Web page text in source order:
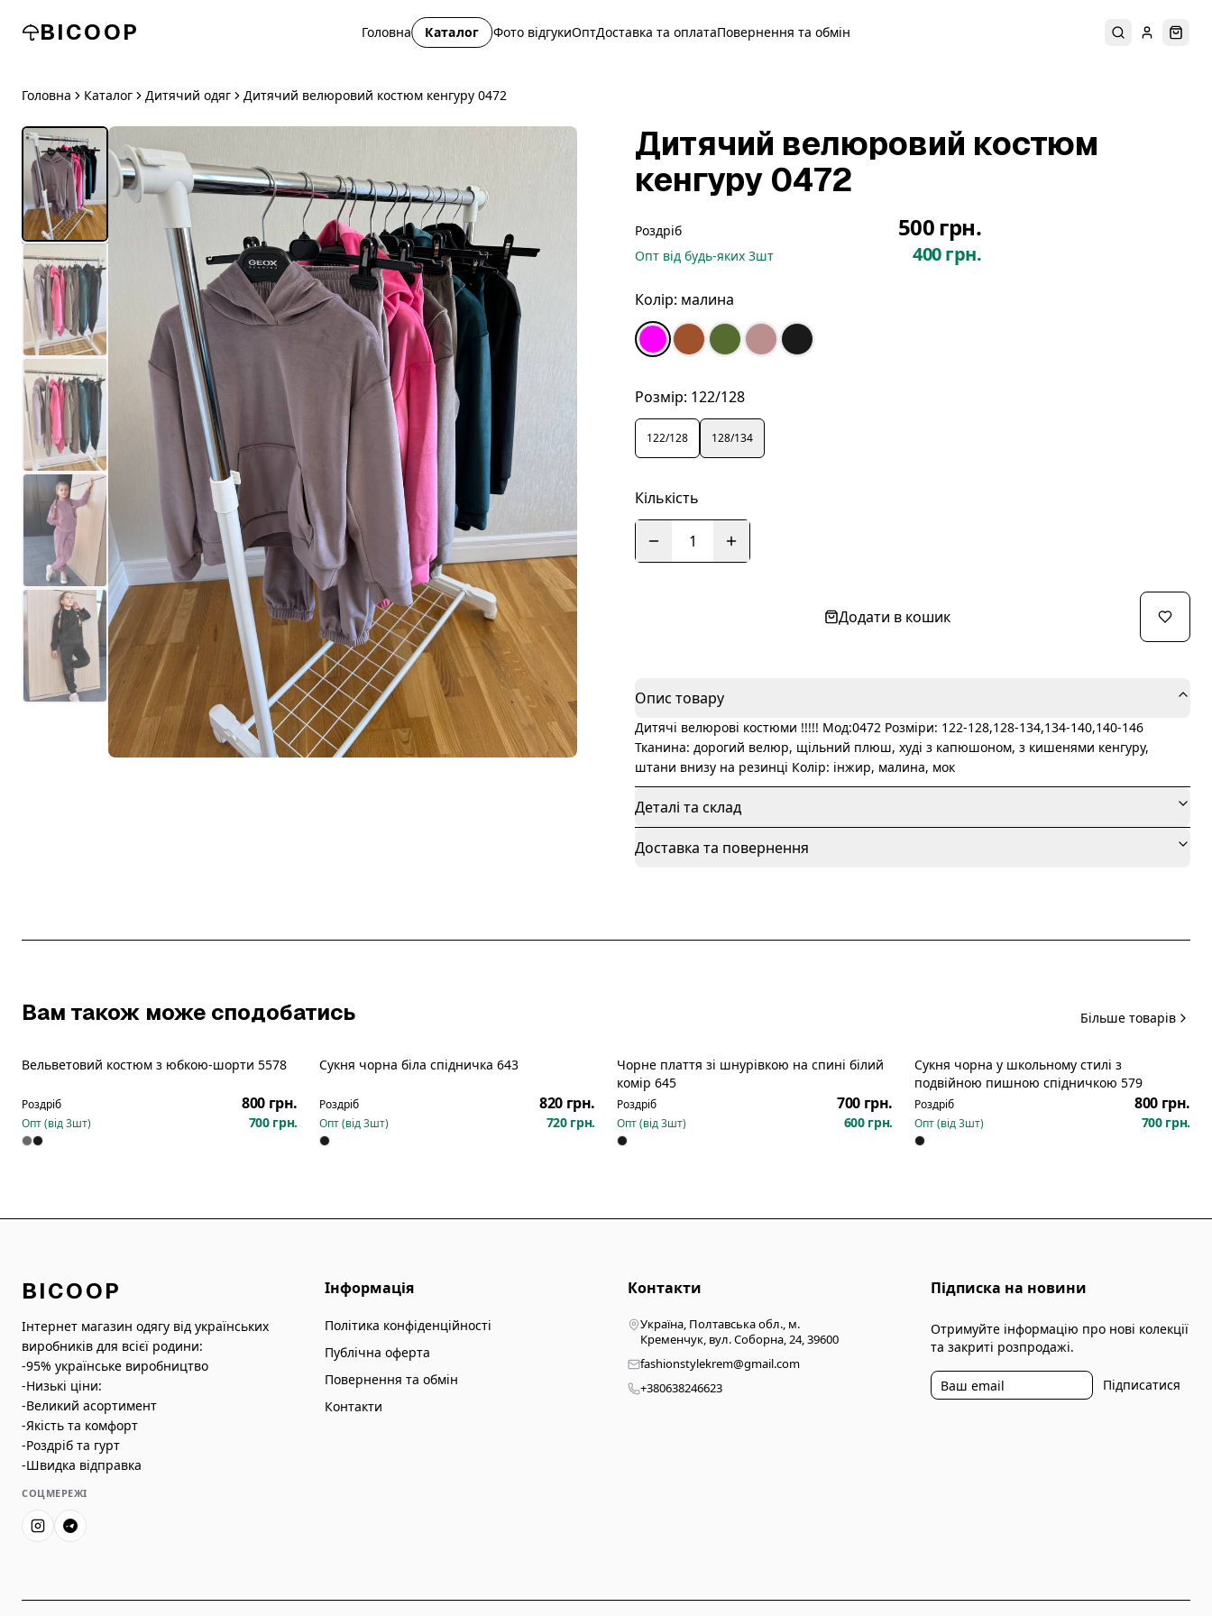
BICOOP Головна Каталог Фото відгукиОптДоставка та оплатаПовернення та обмін ПошукУвійти
Головна Каталог Дитячий одяг Дитячий велюровий костюм кенгуру 0472
Дитячий велюровий костюм
кенгуру 0472
Роздріб 500 грн.
Опт від будь-яких 3шт 400 грн.
Колір: малина
Розмір: 122/128
122/128 128/134
Кількість
1
Додати в кошик
Опис товару
Дитячі велюрові костюми !!!!! Мод:0472 Розміри: 122-128,128-134,134-140,140-146
Тканина: дорогий велюр, щільний плюш, худі з капюшоном, з кишенями кенгуру,
штани внизу на резинці Колір: інжир, малина, мок
Деталі та склад
Доставка та повернення
Вам також може сподобатись Більше товарів
Вельветовий костюм з юбкою-шорти 5578
Роздріб 800 грн.
Опт (від3шт) 700 грн.
Новинка
Сукня чорна біла спідничка 643
Роздріб 820 грн.
Опт (від3шт) 720 грн.
Новинка
Чорне плаття зі шнурівкою на спині білий
комір 645
Роздріб 700 грн.
Опт (від3шт) 600 грн.
Новинка
Сукня чорна у школьному стилі з
подвійною пишною спідничкою 579
Роздріб 800 грн.
Опт (від3шт) 700 грн.
BICOOP
Інтернет магазин одягу від українських
виробників для всієї родини:
-95% українське виробництво
-Низькі ціни:
-Великий асортимент
-Якість та комфорт
-Роздріб та гурт
-Швидка відправка
СОЦМЕРЕЖІ
Інформація
Політика конфіденційності
Публічна оферта
Повернення та обмін
Контакти
Контакти
Україна, Полтавська обл., м.
Кременчук, вул. Соборна, 24, 39600
fashionstylekrem@gmail.com
+380638246623
Підписка на новини
Отримуйте інформацію про нові колекції
та закриті розпродажі.
Підписатися